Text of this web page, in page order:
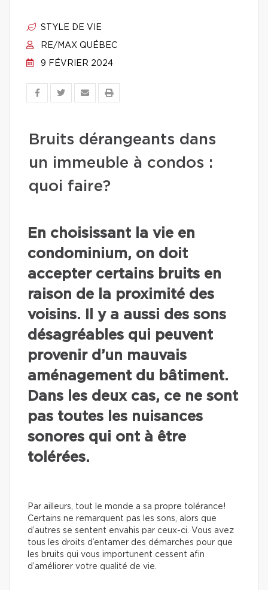
STYLE DE VIE
RE/MAX QUÉBEC
9 FÉVRIER 2024
Bruits dérangeants dans
un immeuble à condos :
quoi faire?
En choisissant la vie en
condominium, on doit
accepter certains bruits en
raison de la proximité des
voisins. Il y a aussi des sons
désagréables qui peuvent
provenir d’un mauvais
aménagement du bâtiment.
Dans les deux cas, ce ne sont
pas toutes les nuisances
sonores qui ont à être
tolérées.
Par ailleurs, tout le monde a sa propre tolérance!
Certains ne remarquent pas les sons, alors que
d’autres se sentent envahis par ceux-ci. Vous avez
tous les droits d’entamer des démarches pour que
les bruits qui vous importunent cessent afin
d’améliorer votre qualité de vie.